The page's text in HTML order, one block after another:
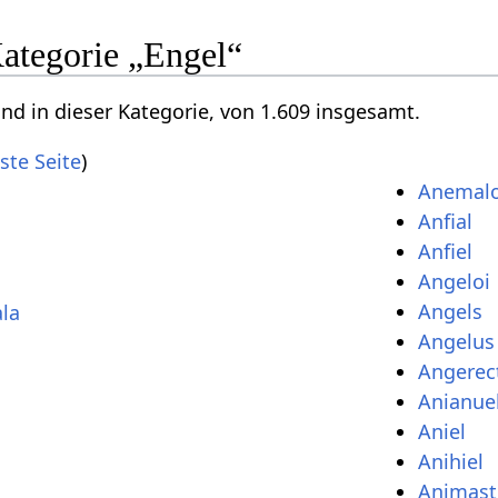
„Engel“
in dieser Kategorie, von 1.609 insgesamt.
Seite)
Anfial
Anfiel
Angeloi
Angels
Angelus
Aniel
Anihiel